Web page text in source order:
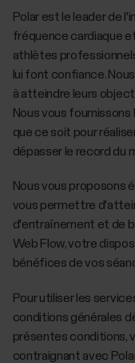
Polar est le leader de
fréquence cardiaque
athlètes
lui font confiance.
à atteindre leurs
Nous vous fournissons
que ce soit pour
dépasser le record du
Nous vous proposons
vous permettre
d'entraînement et de
Web Flow, votre
bénéfices de vos
Pour utiliser les
conditions générales
présentes conditions,
contraignant avec